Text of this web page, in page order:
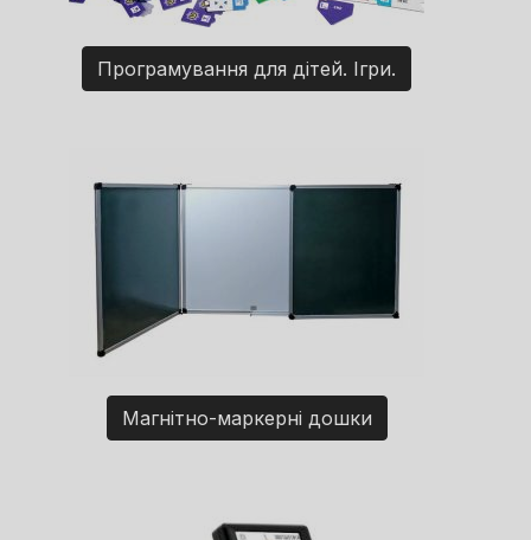
Програмування для дітей. Ігри.
Магнітно-маркерні дошки